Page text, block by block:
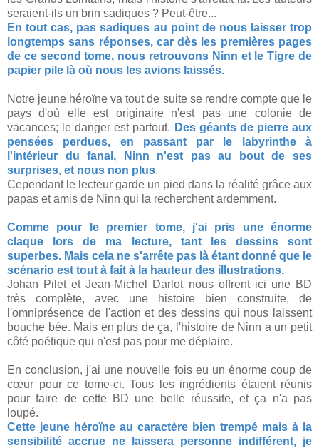
seraient-ils un brin sadiques ? Peut-être...
En tout cas, pas sadiques au point de nous laisser trop
longtemps sans réponses, car dès les premières pages
de ce second tome, nous retrouvons Ninn et le Tigre de
papier pile là où nous les avions laissés.
Notre jeune héroïne va tout de suite se rendre compte que le
pays d'où elle est originaire n'est pas une colonie de
vacances; le danger est partout. Des géants de pierre aux
pensées perdues, en passant par le labyrinthe à
l'intérieur du fanal, Ninn n'est pas au bout de ses
surprises, et nous non plus.
Cependant le lecteur garde un pied dans la réalité grâce aux
papas et amis de Ninn qui la recherchent ardemment.
Comme pour le premier tome, j'ai pris une énorme
claque lors de ma lecture, tant les dessins sont
superbes. Mais cela ne s'arrête pas là étant donné que le
scénario est tout à fait à la hauteur des illustrations.
Johan Pilet et Jean-Michel Darlot nous offrent ici une BD
très complète, avec une histoire bien construite, de
l'omniprésence de l'action et des dessins qui nous laissent
bouche bée. Mais en plus de ça, l'histoire de Ninn a un petit
côté poétique qui n'est pas pour me déplaire.
En conclusion, j'ai une nouvelle fois eu un énorme coup de
cœur pour ce tome-ci. Tous les ingrédients étaient réunis
pour faire de cette BD une belle réussite, et ça n'a pas
loupé.
Cette jeune héroïne au caractère bien trempé mais à la
sensibilité accrue ne laissera personne indifférent, je